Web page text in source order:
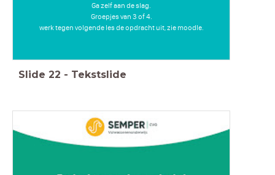
Ga zelf aan de slag.
Groepjes van 3 of 4.
werk tegen volgende les de opdracht uit, zie moodle.
Slide 22 - Tekstslide